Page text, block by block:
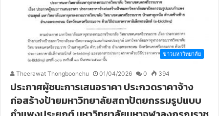
ข่าวมหาวิทยาลัย
Theerawat Thongboonchu 01/04/2026 0 394
ประกาศผู้ชนะการเสนอราคา ประกวดราคาจ้าง
ก่อสร้างป้ายมหาวิทยาลัยสถาปัตยกรรมรูปแบบ